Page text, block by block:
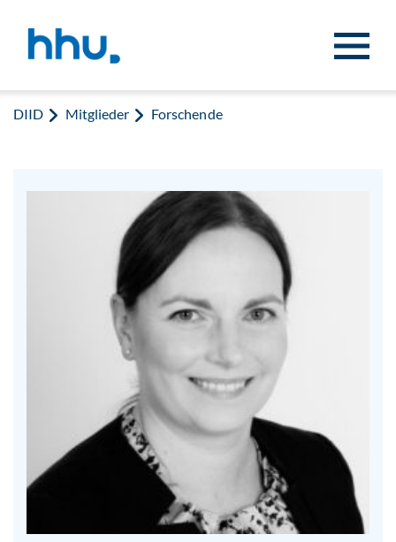
DIID Mitglieder Forschende